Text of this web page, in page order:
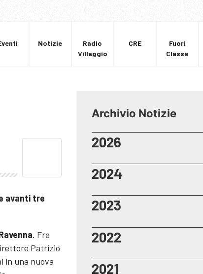
Notizie
Radio
Villaggio
CRE
Fuori
Classe
avanti tre
. Fra
Patrizio
in una nuova
Archivio Notizie
2026
2024
2023
2022
2021